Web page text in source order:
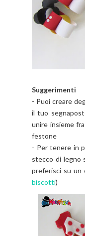
Suggerimenti
- Puoi creare
il tuo
unire insieme
festone
- Per tenere in
stecco di legno
preferisci su un
biscotti)